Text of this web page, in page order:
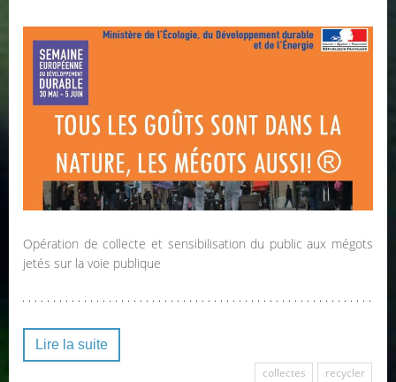
Opération de collecte et sensibilisation du public aux mégots
jetés sur la voie publique
Lire la suite
collectes
recycler